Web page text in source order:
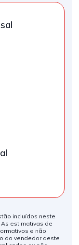
incluídos neste
estimativas de
e não
do vendedor deste